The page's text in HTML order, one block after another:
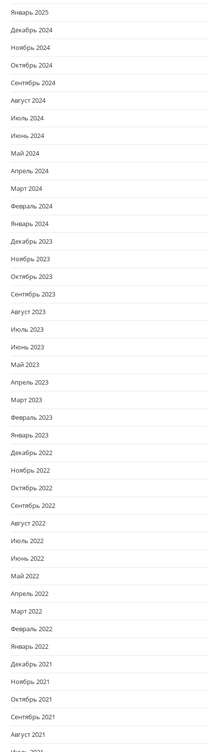
Январь 2025
Декабрь 2024
Ноябрь 2024
Октябрь 2024
Сентябрь 2024
Август 2024
Июль 2024
Июнь 2024
Май 2024
Апрель 2024
Март 2024
Февраль 2024
Январь 2024
Декабрь 2023
Ноябрь 2023
Октябрь 2023
Сентябрь 2023
Август 2023
Июль 2023
Июнь 2023
Май 2023
Апрель 2023
Март 2023
Февраль 2023
Январь 2023
Декабрь 2022
Ноябрь 2022
Октябрь 2022
Сентябрь 2022
Август 2022
Июль 2022
Июнь 2022
Май 2022
Апрель 2022
Март 2022
Февраль 2022
Январь 2022
Декабрь 2021
Ноябрь 2021
Октябрь 2021
Сентябрь 2021
Август 2021